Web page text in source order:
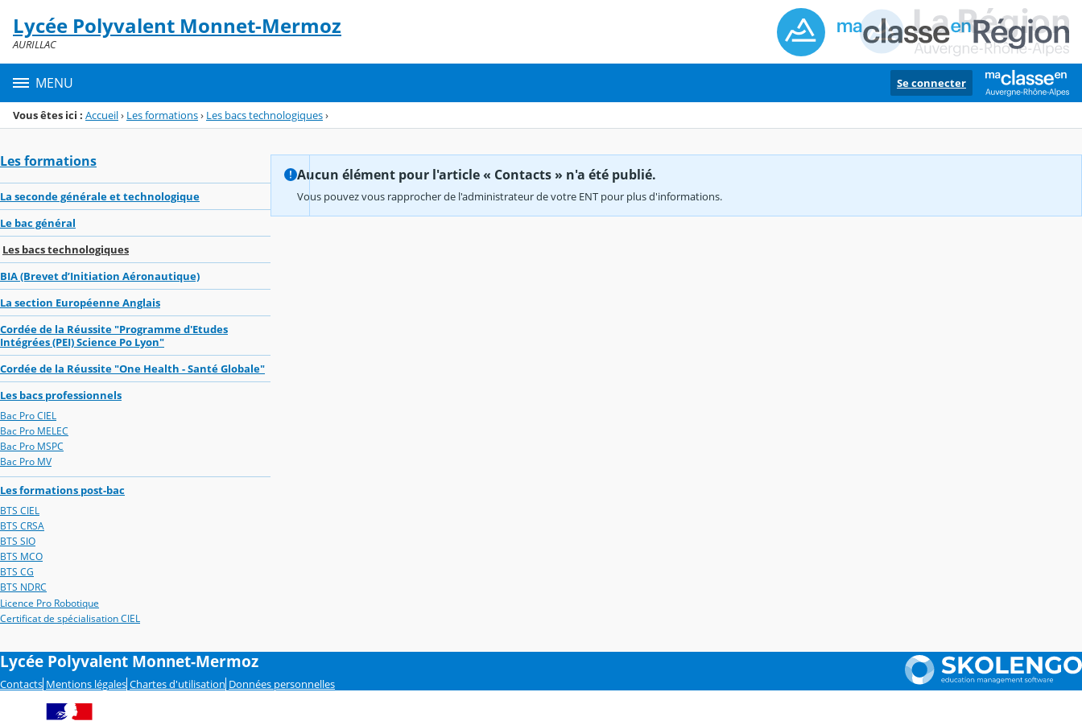
Menu de la rubrique
Contenu
Lycée Polyvalent Monnet-Mermoz
AURILLAC
MENU Se connecter
Vous êtes ici : Accueil› Les formations› Les bacs technologiques›
Les formations
La seconde générale et technologique
Le bac général
Les bacs technologiques
BIA (Brevet d’Initiation Aéronautique)
La section Européenne Anglais
Cordée de la Réussite "Programme d'Etudes
Intégrées (PEI) Science Po Lyon"
Cordée de la Réussite "One Health - Santé Globale"
Les bacs professionnels
Bac Pro CIEL
Bac Pro MELEC
Bac Pro MSPC
Bac Pro MV
Les formations post-bac
BTS CIEL
BTS CRSA
BTS SIO
BTS MCO
BTS CG
BTS NDRC
Licence Pro Robotique
Certificat de spécialisation CIEL
Aucun élément pour l'article « Contacts » n'a été publié.
Vous pouvez vous rapprocher de l'administrateur de votre ENT pour plus d'informations.
Lycée Polyvalent Monnet-Mermoz
Contacts Mentions légales Chartes d'utilisation Données personnelles